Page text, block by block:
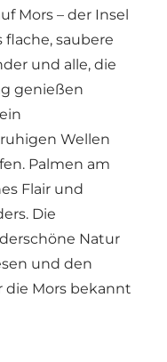
Mors – der Insel
flache, saubere
und alle, die
genießen
Wellen
Palmen am
Flair und
Die
Natur
und den
Mors bekannt